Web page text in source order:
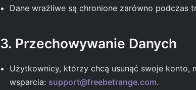
Dane wrażliwe są chronione zarówno podczas
3. Przechowywanie Danych
Użytkownicy, którzy chcą usunąć swoje konto,
wsparcia: support@freebetrange.com.